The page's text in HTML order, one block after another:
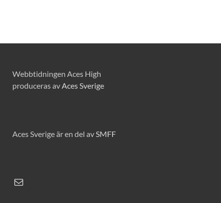
Webbtidningen Aces High
produceras avAces Sverige
Aces Sverige är en del avSMFF